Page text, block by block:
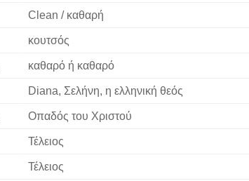
Clean / καθαρή
κουτσός
καθαρό ή καθαρό
Diana, Σελήνη, η ελληνική θεός
Οπαδός του Χριστού
Τέλειος
Τέλειος